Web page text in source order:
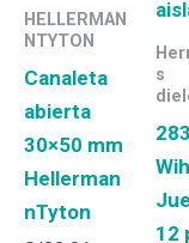
HELLERMAN
NTYTON
Canaleta
abierta
30×50 mm
Hellerman
nTyton
s
12